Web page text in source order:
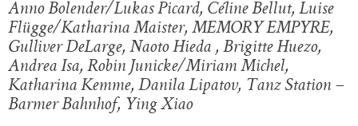
Anno Bolender/Lukas Picard, Céline Bellut, Luise
Flügge/Katharina Maister, MEMORY EMPYRE,
Gulliver DeLarge, Naoto Hieda , Brigitte Huezo,
Andrea Isa, Robin Junicke/Miriam Michel,
Katharina Kemme, Danila Lipatov, Tanz Station –
Barmer Bahnhof, Ying Xiao